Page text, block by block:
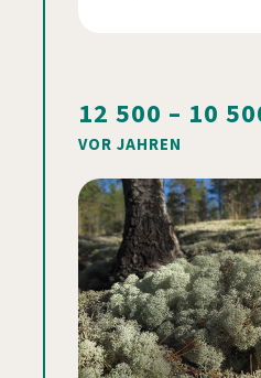
12 500 – 10
VOR JAHREN